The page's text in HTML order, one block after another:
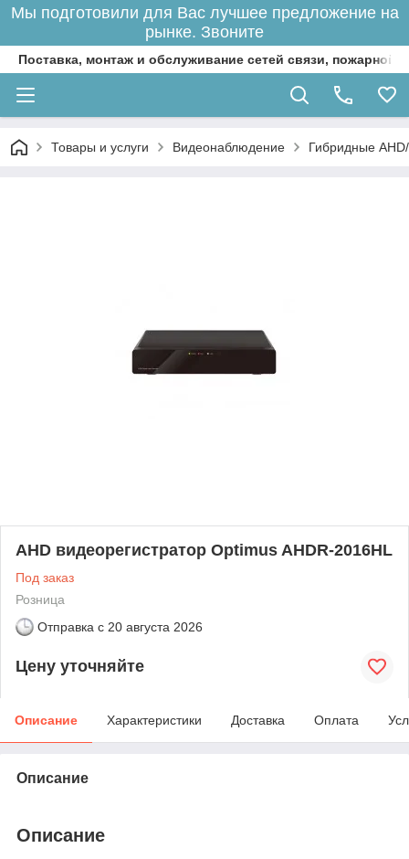
Мы подготовили для Вас лучшее предложение на
рынке. Звоните
Поставка, монтаж и обслуживание сетей связи, пожарной
Товары и услуги Видеонаблюдение Гибридные
AHD видеорегистратор Optimus AHDR-2016HL
Под заказ
Розница
Отправка с 20 августа 2026
Цену уточняйте
Описание Характеристики Доставка Оплата
Описание
Описание